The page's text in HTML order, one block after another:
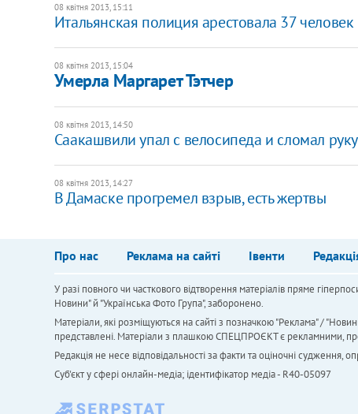
08 квітня 2013, 15:11
Итальянская полиция арестовала 37
08 квітня 2013, 15:04
Умерла Маргарет Тэтчер
08 квітня 2013, 14:50
Саакашвили упал с велосипеда и сломал руку
08 квітня 2013, 14:27
В Дамаске прогремел взрыв, есть жертвы
Про нас Реклама на сайті Івенти
У разі повного чи часткового відтворення матеріалів пряме
Новини" й "Українська Фото Група", заборонено.
Матеріали, які розміщуються на сайті з позначкою "Реклама" /
представлені. Матеріали з плашкою СПЕЦПРОЄКТ є рекламними,
Редакція не несе відповідальності за факти та оціночні судження,
Cуб'єкт у сфері онлайн-медіа; ідентифікатор медіа - R40-05097